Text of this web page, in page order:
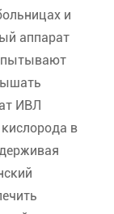
и
аппарат
ИВЛ
в